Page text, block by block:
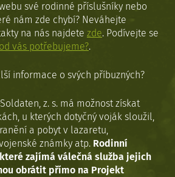
své rodinné příslušníky nebo
nám zde chybí? Neváhejte
na nás najdete zde. Podívejte se
vás potřebujeme?.
informace o svých příbuzných?
z. s. má možnost získat
u kterých dotyčný voják sloužil,
a pobyt v lazaretu,
známky atp. Rodinní
zajímá válečná služba jejich
obrátit přímo na Projekt